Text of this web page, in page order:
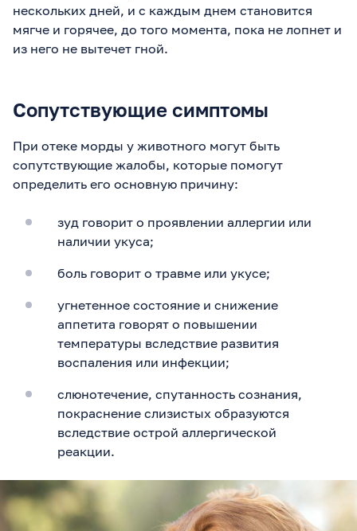
нескольких дней, и с каждым днем становится
мягче и горячее, до того момента, пока не лопнет и
из него не вытечет гной.
Сопутствующие симптомы
При отеке морды у животного могут быть
сопутствующие жалобы, которые помогут
определить его основную причину:
зуд говорит о проявлении аллергии или
наличии укуса;
боль говорит о травме или укусе;
угнетенное состояние и снижение
аппетита говорят о повышении
температуры вследствие развития
воспаления или инфекции;
слюнотечение, спутанность сознания,
покраснение слизистых образуются
вследствие острой аллергической
реакции.